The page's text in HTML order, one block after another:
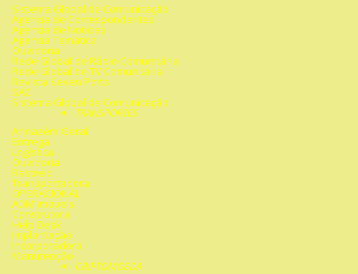
Sistema Global de Comunicação
Agencia de Correspondentes
Agencia de Noticias
Agencia Temática
Ouvidoria
Rede Global de Rádio Comunitária
Rede Global de TV Comunitária
Revista Seven Ports
SAC
Sistema Global de Comunicação
TRANSPORTES
Armazém Geral
Entrega
Logística
Ouvidoria
Rastreio
Transportadora
OPERACIONAL
ADM Imóveis
Construtora
Help Desk
Implantação
Incorporadora
Manutenção
CRIPTOMOEDA